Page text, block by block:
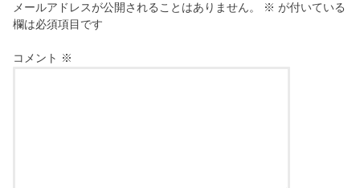
メールアドレスが公開されることはありません。 ※ が付いている
欄は必須項目です
コメント ※